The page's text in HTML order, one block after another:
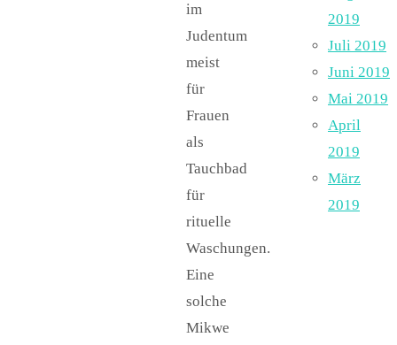
im
Judentum
meist
für
Frauen
als
Tauchbad
für
rituelle
Waschungen.
Eine
solche
Mikwe
2019
Juli 2019
Juni 2019
Mai 2019
April
2019
März
2019